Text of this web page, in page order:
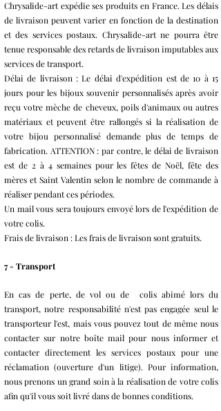
Chrysalide-art expédie ses produits en France. Les délais
de livraison peuvent varier en fonction de la destination
et des services postaux. Chrysalide-art ne pourra être
tenue responsable des retards de livraison imputables aux
services de transport.
Délai de livraison : Le délai d'expédition est de 10 à 15
jours pour les bijoux souvenir personnalisés après avoir
reçu votre mèche de cheveux, poils d'animaux ou autres
matériaux et peuvent être rallongés si la réalisation de
votre bijou personnalisé demande plus de temps de
fabrication. ATTENTION : par contre, le délai de livraison
est de 2 à 4 semaines pour les fêtes de Noël, fête des
mères et Saint Valentin selon le nombre de commande à
réaliser pendant ces périodes.
Un mail vous sera toujours envoyé lors de l'expédition de
votre colis.
Frais de livraison : Les frais de livraison sont gratuits.
7 - Transport
En cas de perte, de vol ou de colis abimé lors du
transport, notre responsabilité n'est pas engagée seul le
transporteur l'est, mais vous pouvez tout de même nous
contacter sur notre boîte mail pour nous informer et
contacter directement les services postaux pour une
réclamation (ouverture d'un litige). Pour information,
nous prenons un grand soin à la réalisation de votre colis
afin qu'il vous soit livré dans de bonnes conditions.